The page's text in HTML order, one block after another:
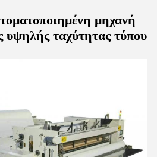
μηχανή
υψηλής ταχύτητας τύπου